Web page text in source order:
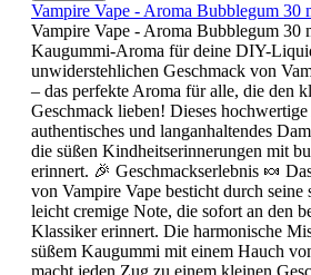
Vampire Vape - Aroma Bubblegum 30
Vampire Vape - Aroma Bubblegum 30
Kaugummi-Aroma für deine DIY-
unwiderstehlichen Geschmack von
– das perfekte Aroma für alle, die den
Geschmack lieben! Dieses
authentisches und langanhaltendes
die süßen Kindheitserinnerungen mit
erinnert. 🎉 Geschmackserlebnis 🍬
von Vampire Vape besticht durch seine
leicht cremige Note, die sofort an den
Klassiker erinnert. Die harmonische
süßem Kaugummi mit einem Hauch